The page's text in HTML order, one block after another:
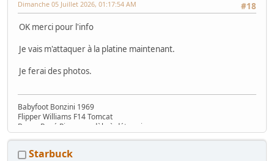
#18
Dimanche 05 Juillet 2026, 01:17:54 AM
OK merci pour l'info
Je vais m'attaquer à la platine maintenant.
Je ferai des photos.
Babyfoot Bonzini 1969
Flipper Williams F14 Tomcat
Borne René Pierre modèle à déterminer....
Starbuck